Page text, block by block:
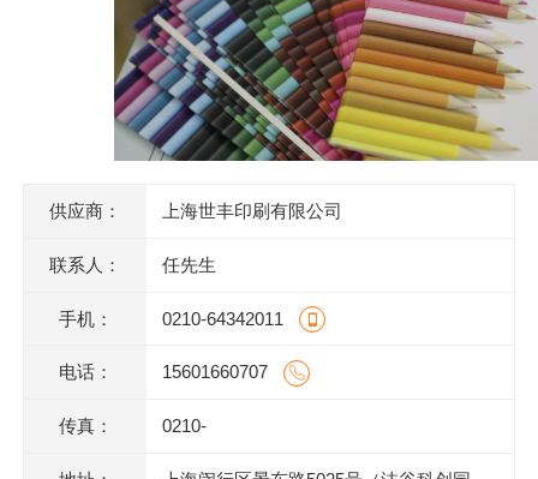
供应商： 上海世丰印刷有限公司
联系人： 任先生
手机： 0210-64342011
电话： 15601660707
传真： 0210-